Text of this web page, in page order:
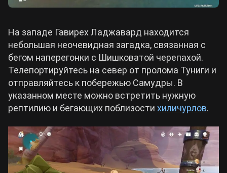
На западе Гавирех Ладжавард находится
небольшая неочевидная загадка, связанная с
бегом наперегонки с Шишковатой черепахой.
Телепортируйтесь на север от пролома Туниги и
отправляйтесь к побережью Самудры. В
указанном месте можно встретить нужную
рептилию и бегающих поблизости хиличурлов.